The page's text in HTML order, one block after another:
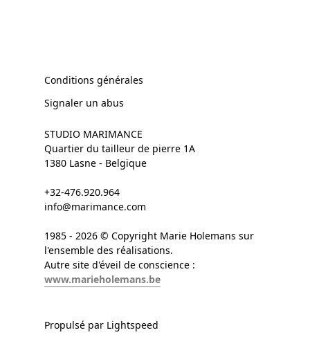
Conditions générales
Signaler un abus
STUDIO MARIMANCE
Quartier du tailleur de pierre 1A
1380 Lasne - Belgique
+32-476.920.964
info@marimance.com
1985 - 2026 © Copyright Marie Holemans sur
l'ensemble des réalisations.
Autre site d'éveil de conscience :
www.marieholemans.be
Propulsé par Lightspeed